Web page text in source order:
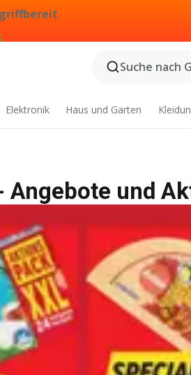
Suche nach
Elektronik Haus und Garten
Angebote und